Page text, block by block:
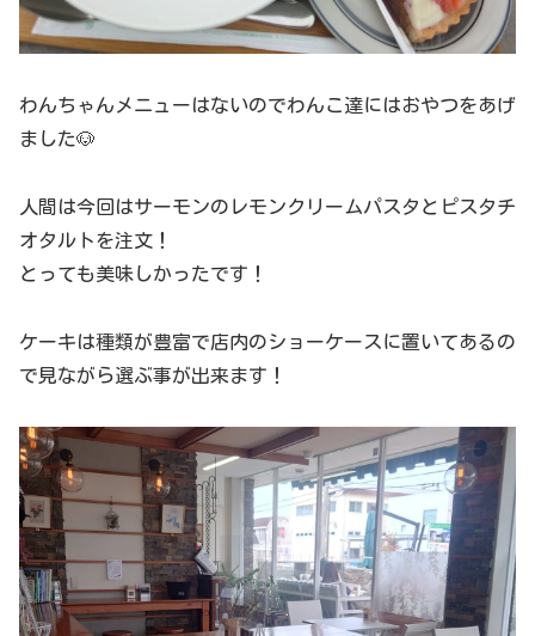
わんちゃんメニューはないのでわんこ達にはおやつをあげ
ました🐶
人間は今回はサーモンのレモンクリームパスタとピスタチ
オタルトを注文！
とっても美味しかったです！
ケーキは種類が豊富で店内のショーケースに置いてあるの
で見ながら選ぶ事が出来ます！